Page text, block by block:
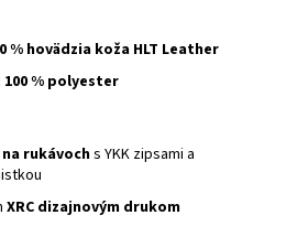
% hovädzia koža HLT Leather
100 % polyester
rukávochs YKK zipsami a
XRC dizajnovým drukom